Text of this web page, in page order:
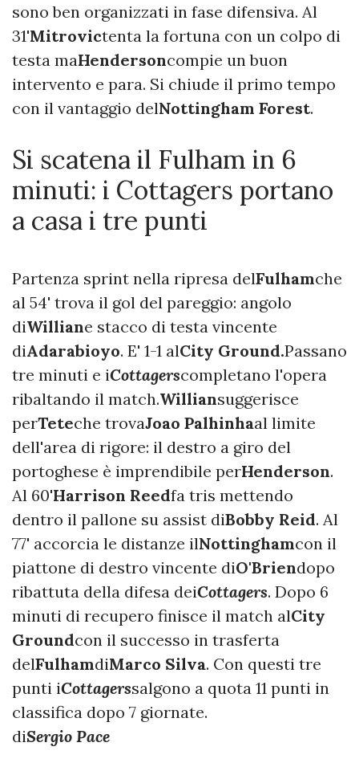
sono ben organizzati in fase difensiva. Al
31'Mitrovictenta la fortuna con un colpo di
testa maHendersoncompie un buon
intervento e para. Si chiude il primo tempo
con il vantaggio delNottingham Forest.
Si scatena il Fulham in 6
minuti: i Cottagers portano
a casa i tre punti
Partenza sprint nella ripresa delFulhamche
al 54' trova il gol del pareggio: angolo
diWilliane stacco di testa vincente
diAdarabioyo. E' 1-1 alCity Ground.Passano
tre minuti e iCottagerscompletano l'opera
ribaltando il match.Williansuggerisce
perTeteche trovaJoao Palhinhaal limite
dell'area di rigore: il destro a giro del
portoghese è imprendibile perHenderson.
Al 60'Harrison Reedfa tris mettendo
dentro il pallone su assist diBobby Reid. Al
77' accorcia le distanze ilNottinghamcon il
piattone di destro vincente diO'Briendopo
ribattuta della difesa deiCottagers. Dopo 6
minuti di recupero finisce il match alCity
Groundcon il successo in trasferta
delFulhamdiMarco Silva. Con questi tre
punti iCottagerssalgono a quota 11 punti in
classifica dopo 7 giornate.
diSergio Pace